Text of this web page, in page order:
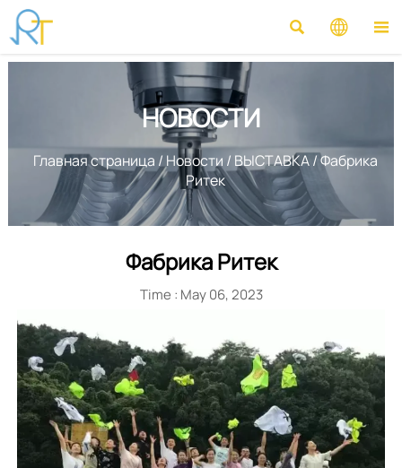
  
НОВОСТИ
Главная страница / Новости / ВЫСТАВКА/Фабрика
Ритек
Фабрика Ритек
Time : May 06, 2023